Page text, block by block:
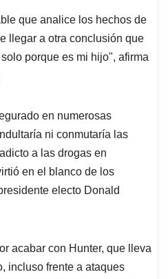
que analice los hechos de
llegar a otra conclusión que
porque es mi hijo", afirma
en numerosas
ni conmutaría las
a las drogas en
en el blanco de los
electo Donald
acabar con Hunter, que lleva
incluso frente a ataques